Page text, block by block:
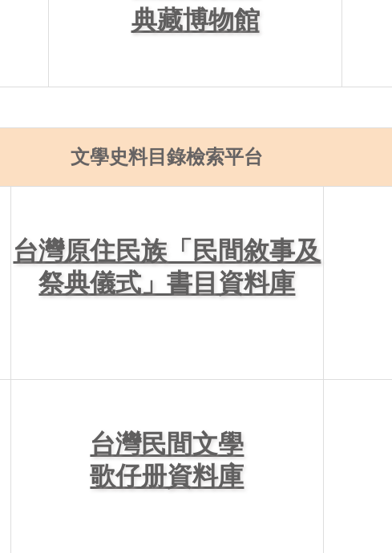
典藏博物館
文學史料目錄檢索平台
台灣原住民族「民間敘事及
祭典儀式」書目資料庫
台灣民間文學
歌仔册資料庫